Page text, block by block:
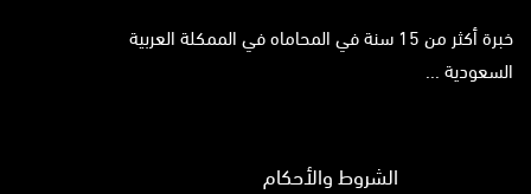
خبرة أكثر من 15 سنة في المحاماه في الممكلة العربية
السعودية ...
الشروط والأحكام